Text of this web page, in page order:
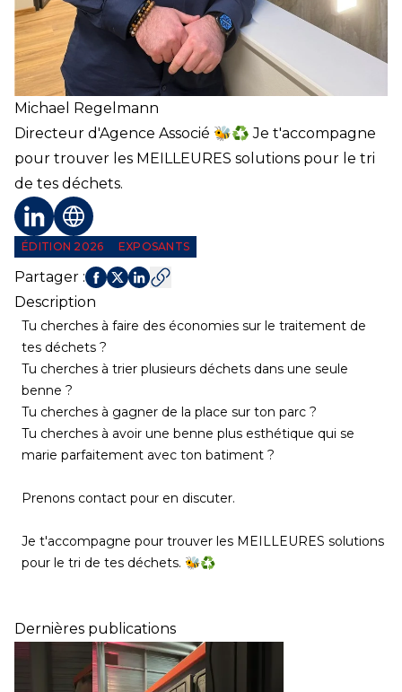
Michael Regelmann
Directeur d'Agence Associé 🐝♻️ Je t'accompagne
pour trouver les MEILLEURES solutions pour le tri
de tes déchets.
Profil LinkedIn
Site web
ÉDITION 2026 EXPOSANTS
Partager :
Description
Tu cherches à faire des économies sur le traitement de
tes déchets ?
Tu cherches à trier plusieurs déchets dans une seule
benne ?
Tu cherches à gagner de la place sur ton parc ?
Tu cherches à avoir une benne plus esthétique qui se
marie parfaitement avec ton batiment ?
Prenons contact pour en discuter.
Je t'accompagne pour trouver les MEILLEURES solutions
pour le tri de tes déchets. 🐝♻️
Dernières publications